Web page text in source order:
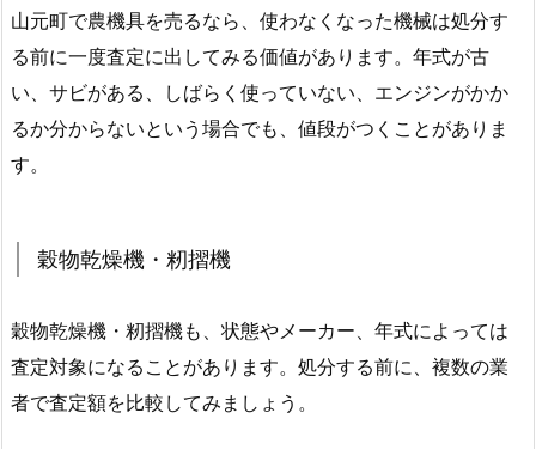
山元町で農機具を売るなら、使わなくなった機械は処分す
る前に一度査定に出してみる価値があります。年式が古
い、サビがある、しばらく使っていない、エンジンがかか
るか分からないという場合でも、値段がつくことがありま
す。
穀物乾燥機・籾摺機
穀物乾燥機・籾摺機も、状態やメーカー、年式によっては
査定対象になることがあります。処分する前に、複数の業
者で査定額を比較してみましょう。